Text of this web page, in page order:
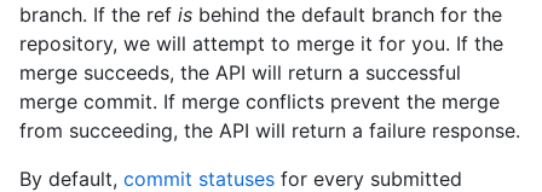
branch. If the ref is behind the default branch for the
repository, we will attempt to merge it for you. If the
merge succeeds, the API will return a successful
merge commit. If merge conflicts prevent the merge
from succeeding, the API will return a failure response.
By default, commit statuses for every submitted